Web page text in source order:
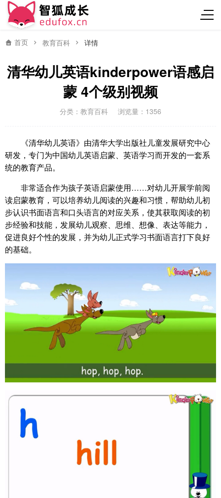
首页 教育百科 详情
清华幼儿英语kinderpower语感启
蒙 4个级别视频
分类： 教育百科 浏览量：1356
《清华幼儿英语》由清华大学出版社儿童发展研究中心
研发，专门为中国幼儿英语启蒙、英语学习而开发的一套系
统的教育产品。
非常适合作为孩子英语启蒙使用……对幼儿开展学前阅
读启蒙教育，可以培养幼儿阅读的兴趣和习惯，帮助幼儿初
步认识书面语言和口头语言的对应关系，使其获取阅读的初
步经验和技能，发展幼儿观察、思维、想像、表达等能力，
促进良好个性的发展，并为幼儿正式学习书面语言打下良好
的基础。